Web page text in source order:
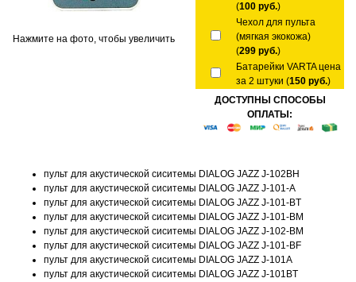
Нажмите на фото, чтобы увеличить
(100 руб.)
Чехол для пульта
(мягкая экокожа)
(299 руб.)
Батарейки VARTA цена
за 2 штуки (150 руб.)
ДОСТУПНЫ СПОСОБЫ
ОПЛАТЫ:
пульт для акустической сиситемы DIALOG JAZZ J-102BH
пульт для акустической сиситемы DIALOG JAZZ J-101-A
пульт для акустической сиситемы DIALOG JAZZ J-101-BT
пульт для акустической сиситемы DIALOG JAZZ J-101-BM
пульт для акустической сиситемы DIALOG JAZZ J-102-BM
пульт для акустической сиситемы DIALOG JAZZ J-101-BF
пульт для акустической сиситемы DIALOG JAZZ J-101A
пульт для акустической сиситемы DIALOG JAZZ J-101BT